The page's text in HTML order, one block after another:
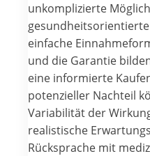
unkomplizierte
einfache
und die Garantie
eine informierte
potenzieller Nachteil
Variabilität der
realistische
Rücksprache mit